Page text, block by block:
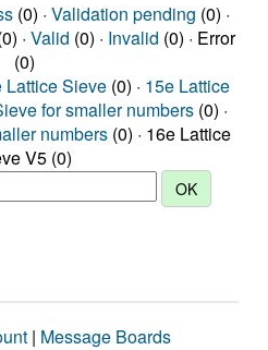
(0) · Validation pending (0) ·
· Valid (0) · Invalid (0) · Error
(0)
Lattice Sieve (0) · 15e Lattice
for smaller numbers (0) ·
numbers (0) · 16e Lattice
V5 (0)
| Message Boards